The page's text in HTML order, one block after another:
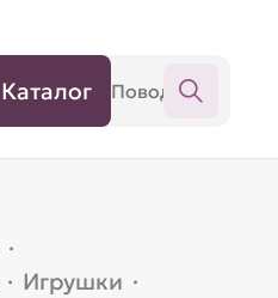
Каталог
·
· Игрушки ·